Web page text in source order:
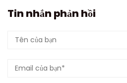
Tin nhắn phản hồi